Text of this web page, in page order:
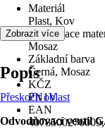
Materiál
Plast, Kov
Specifikace
Mosaz
Základní barva
Černá, Mosaz
KČZ
PN1V
EAN
Zobrazit více
Popis
Přeskočit oblast
Odvodňovací ventil